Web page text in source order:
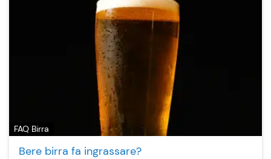
FAQ Birra
Bere birra fa ingrassare?